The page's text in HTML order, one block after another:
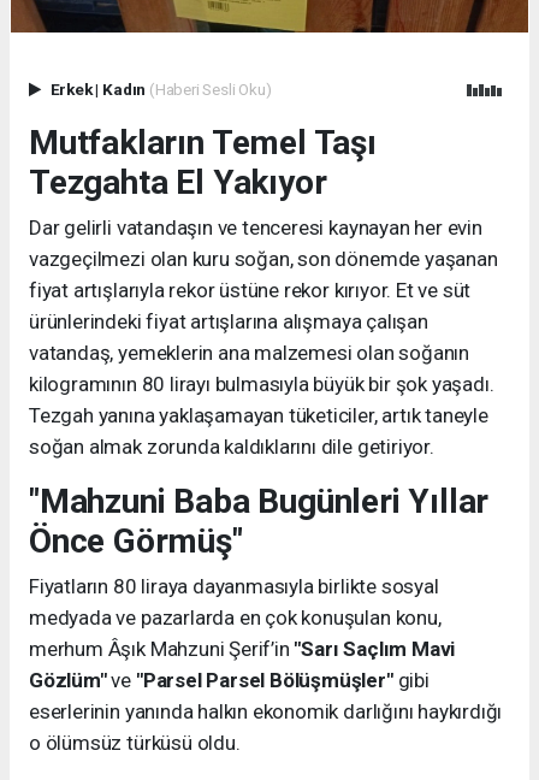
Erkek| Kadın (Haberi Sesli Oku)
Mutfakların Temel Taşı
Tezgahta El Yakıyor
Dar gelirli vatandaşın ve tenceresi kaynayan her evin
vazgeçilmezi olan kuru soğan, son dönemde yaşanan
fiyat artışlarıyla rekor üstüne rekor kırıyor. Et ve süt
ürünlerindeki fiyat artışlarına alışmaya çalışan
vatandaş, yemeklerin ana malzemesi olan soğanın
kilogramının 80 lirayı bulmasıyla büyük bir şok yaşadı.
Tezgah yanına yaklaşamayan tüketiciler, artık taneyle
soğan almak zorunda kaldıklarını dile getiriyor.
"Mahzuni Baba Bugünleri Yıllar
Önce Görmüş"
Fiyatların 80 liraya dayanmasıyla birlikte sosyal
medyada ve pazarlarda en çok konuşulan konu,
merhum Âşık Mahzuni Şerif’in "Sarı Saçlım Mavi
Gözlüm"ve "Parsel Parsel Bölüşmüşler"gibi
eserlerinin yanında halkın ekonomik darlığını haykırdığı
o ölümsüz türküsü oldu.